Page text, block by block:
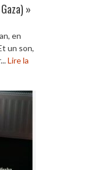
»
en
un son,
Lire la